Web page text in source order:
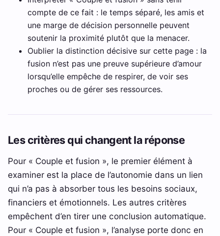
compte de ce fait : le temps séparé, les amis et
une marge de décision personnelle peuvent
soutenir la proximité plutôt que la menacer.
Oublier la distinction décisive sur cette page : la
fusion n’est pas une preuve supérieure d’amour
lorsqu’elle empêche de respirer, de voir ses
proches ou de gérer ses ressources.
Les critères qui changent la réponse
Pour « Couple et fusion », le premier élément à
examiner est la place de l’autonomie dans un lien
qui n’a pas à absorber tous les besoins sociaux,
financiers et émotionnels. Les autres critères
empêchent d’en tirer une conclusion automatique.
Pour « Couple et fusion », l’analyse porte donc en